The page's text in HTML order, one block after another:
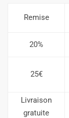
Remise
20%
25€
Livraison
gratuite